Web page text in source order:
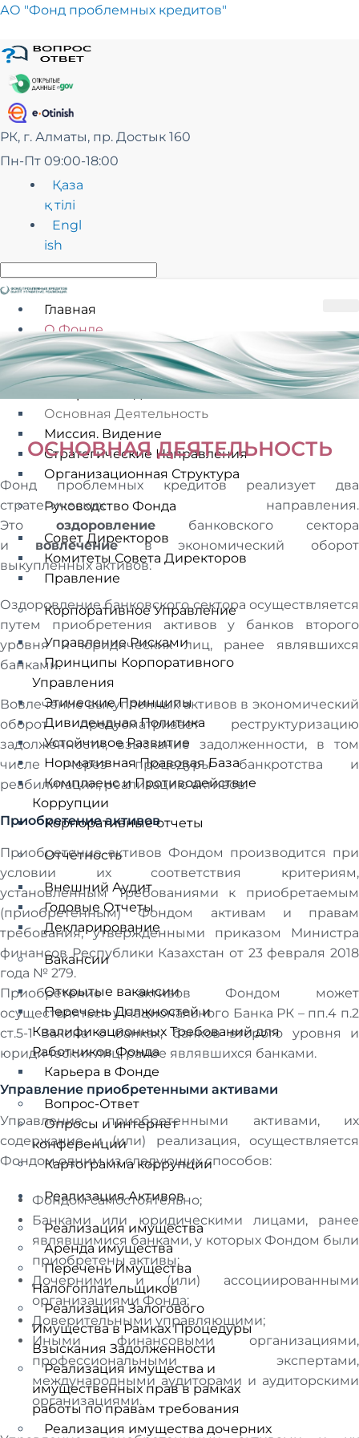
Перейти
сути
АО "Фонд проблемных кредитов"
РК, г. Алматы, пр. Достык 160
Пн-Пт 09:00-18:00
Қаза
қ тілі
Engl
ish
Главная
О Фонде
О Нас
Основная Деятельность
Миссия. Видение
Стратегические Направления
Организационная Структура
Руководство Фонда
Совет Директоров
Комитеты Совета Директоров
Правление
Корпоративное Управление
Управление Рисками
Принципы Корпоративного
Управления
Этические Принципы
Дивидендная Политика
Устойчивое Развитие
Нормативная Правовая База
Комплаенс и Противодействие
Коррупции
Корпоративные отчеты
Отчётность
Внешний Аудит
Годовые Отчеты
Декларирование
Вакансии
Открытые вакансии
Перечень Должностей и
Квалификационных Требований для
Работников Фонда
Карьера в Фонде
Вопрос-Ответ
Опросы и интернет
конференции
Картограмма коррупции
Реализация Активов
Реализация имущества
Аренда имущества
Перечень Имущества
Налогоплательщиков
Реализация Залогового
Имущества в Рамках Процедуры
Взыскания Задолженности
Реализация имущества и
имущественных прав в рамках
работы по правам требования
Реализация имущества дочерних
ОСНОВНАЯ ДЕЯТЕЛЬНОСТЬ
Фонд проблемных кредитов реализует два
стратегических направления.
Это оздоровление банковского сектора
и вовлечениев экономический оборот
выкупленных активов.
Оздоровление банковского сектора осуществляется
путем приобретения активов у банков второго
уровня и юридических лиц, ранее являвшихся
банками.
Вовлечение выкупленных активов в экономический
оборот предусматривает реструктуризацию
задолженности, взыскание задолженности, в том
числе через процедуры банкротства и
реабилитации, реализацию активов.
Приобретение активов
Приобретение активов Фондом производится при
условии их соответствия критериям,
установленным Требованиями к приобретаемым
(приобретенным) Фондом активам и правам
требования, утвержденными приказом Министра
финансов Республики Казахстан от 23 февраля 2018
года № 279.
Приобретение активов Фондом может
осуществляться у Национального Банка РК – пп.4 п.2
ст.5-1 Закона о банках, банков второго уровня и
юридических лиц, ранее являвшихся банками.
Управление приобретенными активами
Управление приобретенными активами, их
содержание и (или) реализация, осуществляется
Фондом одним из следующих способов:
Фондом самостоятельно;
Банками или юридическими лицами, ранее
являвшимися банками, у которых Фондом были
приобретены активы;
Дочерними и (или) ассоциированными
организациями Фонда;
Доверительными управляющими;
Иными финансовыми организациями,
профессиональными экспертами,
международными аудиторами и аудиторскими
организациями.